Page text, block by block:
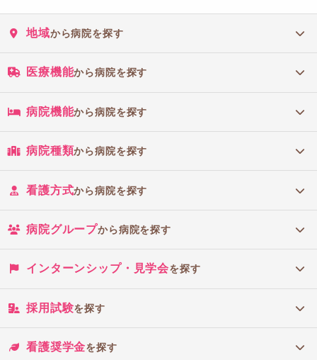
地域から病院を探す
医療機能から病院を探す
病院機能から病院を探す
病院種類から病院を探す
看護方式から病院を探す
病院グループから病院を探す
インターンシップ・見学会を探す
採用試験を探す
看護奨学金を探す